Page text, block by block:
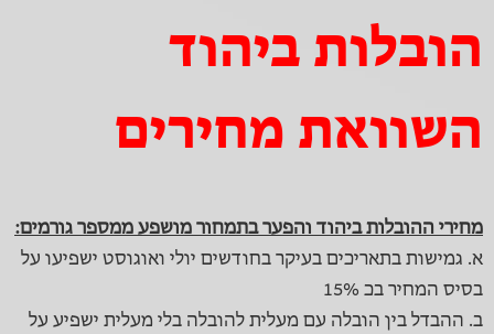
הובלות ביהוד
השוואת מחירים
מחירי ההובלות ביהוד והפער בתמחור מושפע ממספר גורמים:
א. גמישות בתאריכים בעיקר בחודשים יולי ואוגוסט ישפיעו על
בסיס המחיר בכ 15%
ב. ההבדל בין הובלה עם מעלית להובלה בלי מעלית ישפיע על